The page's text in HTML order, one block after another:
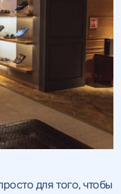
для того, чтобы